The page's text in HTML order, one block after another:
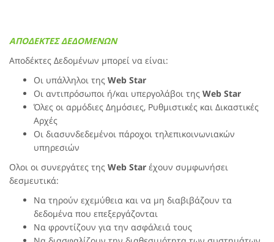
ΑΠΟΔΕΚΤΕΣ ΔΕΔΟΜΕΝΩΝ
Αποδέκτες Δεδομένων μπορεί να είναι:
Οι υπάλληλοι της Web Star
Οι αντιπρόσωποι ή/και υπεργολάβοι της Web Star
Όλες οι αρμόδιες Δημόσιες, Ρυθμιστικές και Δικαστικές
Αρχές
Οι διασυνδεδεμένοι πάροχοι τηλεπικοινωνιακών
υπηρεσιών
Ολοι οι συνεργάτες της Web Star έχουν συμφωνήσει
δεσμευτικά:
Να τηρούν εχεμύθεια και να μη διαβιβάζουν τα
δεδομένα που επεξεργάζονται
Να φροντίζουν για την ασφάλειά τους